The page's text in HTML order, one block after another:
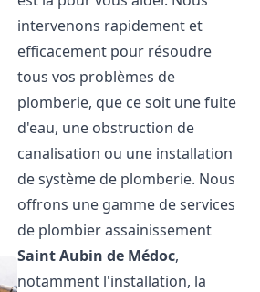
intervenons rapidement et
efficacement pour résoudre
tous vos problèmes de
plomberie, que ce soit une fuite
d'eau, une obstruction de
canalisation ou une installation
de système de plomberie. Nous
offrons une gamme de services
de plombier assainissement
Saint Aubin de Médoc,
notamment l'installation, la